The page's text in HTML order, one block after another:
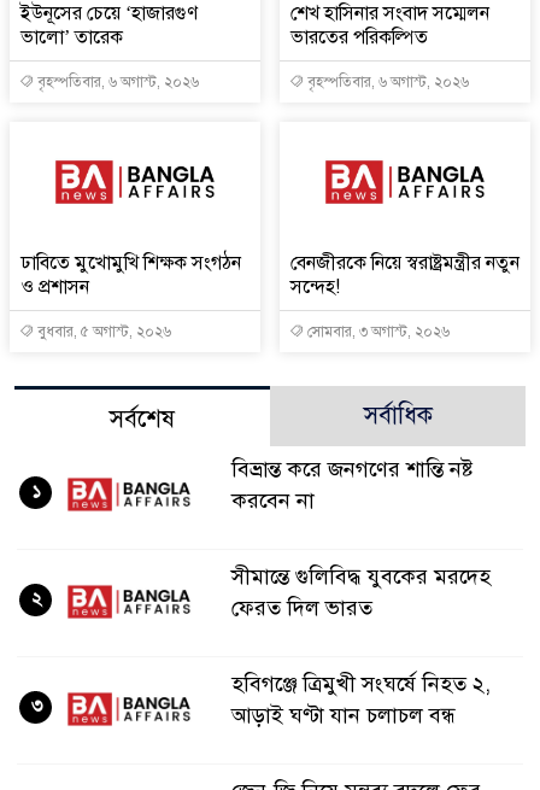
ইউনূসের চেয়ে ‘হাজারগুণ
ভালো’ তারেক
বৃহস্পতিবার, ৬ অগাস্ট, ২০২৬
শেখ হাসিনার সংবাদ সম্মেলন
ভারতের পরিকল্পিত
বৃহস্পতিবার, ৬ অগাস্ট, ২০২৬
ঢাবিতে মুখোমুখি শিক্ষক সংগঠন
ও প্রশাসন
বুধবার, ৫ অগাস্ট, ২০২৬
বেনজীরকে নিয়ে স্বরাষ্ট্রমন্ত্রীর নতুন
সন্দেহ!
সোমবার, ৩ অগাস্ট, ২০২৬
সর্বশেষ সর্বাধিক
বিভ্রান্ত করে জনগণের শান্তি নষ্ট
করবেন না
১
সীমান্তে গুলিবিদ্ধ যুবকের মরদেহ
ফেরত দিল ভারত
২
হবিগঞ্জে ত্রিমুখী সংঘর্ষে নিহত ২,
আড়াই ঘণ্টা যান চলাচল বন্ধ
৩